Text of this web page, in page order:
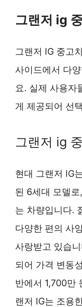
그랜저 ig
그랜저 IG 중고
사이드에서 다
요. 실제 사용자
게 제공되어 선
그랜저 ig
현대 그랜저 IG
된 6세대 모델
는 차량입니다.
다양한 편의 사
사랑받고 있습
되어 가격 변동
반에서 1,700만
랜저 IG는 조용